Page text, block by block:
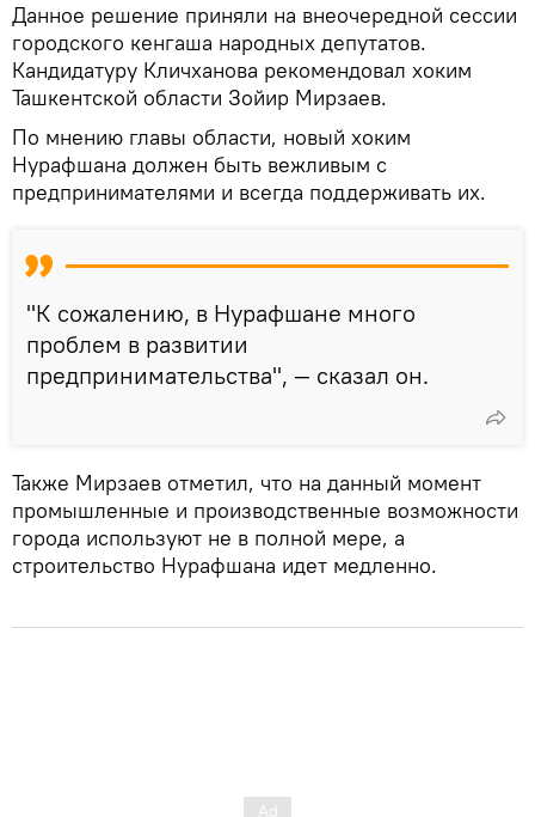
Данное решение приняли на внеочередной сессии
городского кенгаша народных депутатов.
Кандидатуру Кличханова рекомендовал хоким
Ташкентской области Зойир Мирзаев.
По мнению главы области, новый хоким
Нурафшана должен быть вежливым с
предпринимателями и всегда поддерживать их.
"К сожалению, в Нурафшане много
проблем в развитии
предпринимательства", — сказал он.
Также Мирзаев отметил, что на данный момент
промышленные и производственные возможности
города используют не в полной мере, а
строительство Нурафшана идет медленно.